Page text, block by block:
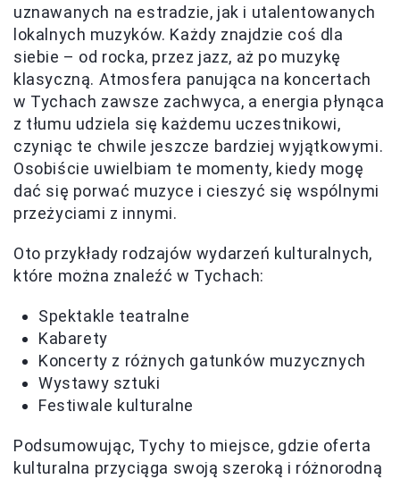
uznawanych na estradzie, jak i utalentowanych
lokalnych muzyków. Każdy znajdzie coś dla
siebie – od rocka, przez jazz, aż po muzykę
klasyczną. Atmosfera panująca na koncertach
w Tychach zawsze zachwyca, a energia płynąca
z tłumu udziela się każdemu uczestnikowi,
czyniąc te chwile jeszcze bardziej wyjątkowymi.
Osobiście uwielbiam te momenty, kiedy mogę
dać się porwać muzyce i cieszyć się wspólnymi
przeżyciami z innymi.
Oto przykłady rodzajów wydarzeń kulturalnych,
które można znaleźć w Tychach:
Spektakle teatralne
Kabarety
Koncerty z różnych gatunków muzycznych
Wystawy sztuki
Festiwale kulturalne
Podsumowując, Tychy to miejsce, gdzie oferta
kulturalna przyciąga swoją szeroką i różnorodną